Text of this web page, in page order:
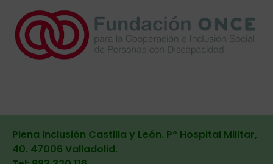
Plena inclusión Castilla y León. Pº Hospital Militar,
40. 47006 Valladolid.